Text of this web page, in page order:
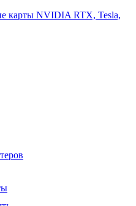
карты NVIDIA RTX, Tesla,